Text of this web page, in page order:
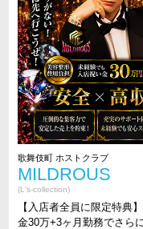
歌舞伎町 ホストクラブ
MILDROUS
(L's-collection)
【入店者全員に限定特典
金30万+3ヶ月勤務でさら